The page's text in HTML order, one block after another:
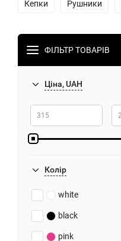
Кепки Рушники
ФІЛЬТР ТОВАРІВ
Ціна, UAH
Колiр
white
black
pink